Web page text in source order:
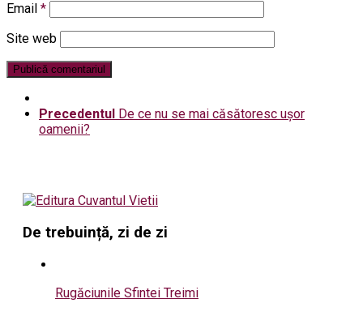
Email *
Site web
Precedentul De ce nu se mai căsătoresc ușor
oamenii?
De trebuință, zi de zi
Rugăciunile Sfintei Treimi